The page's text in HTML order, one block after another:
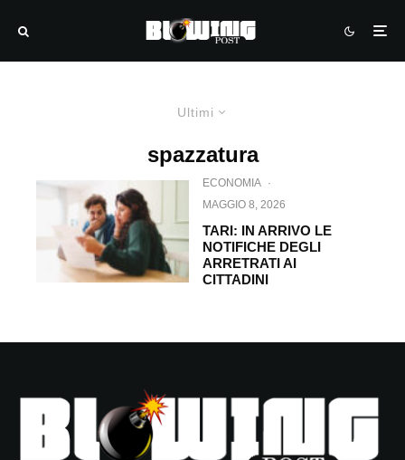
Ultimi
spazzatura
ECONOMIA ·
MAGGIO 8, 2026
TARI: IN ARRIVO LE
NOTIFICHE DEGLI
ARRETRATI AI
CITTADINI